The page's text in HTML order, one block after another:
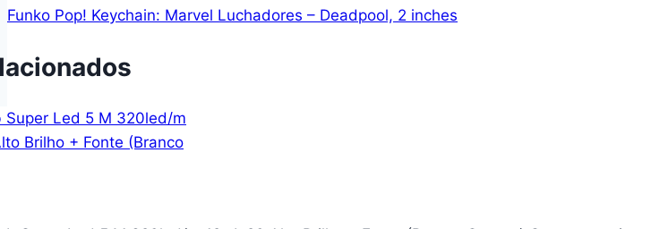
Funko Pop! Keychain: Marvel Luchadores – Deadpool, 2 inches